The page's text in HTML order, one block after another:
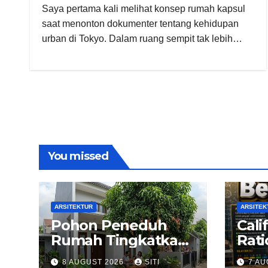
Saya pertama kali melihat konsep rumah kapsul
saat menonton dokumenter tentang kehidupan
urban di Tokyo. Dalam ruang sempit tak lebih…
You missed
ARSITEKTUR
Pohon Peneduh
Rumah Tingkatkan
Kualitas Arsitektur
8 AUGUST 2026 SITI 7